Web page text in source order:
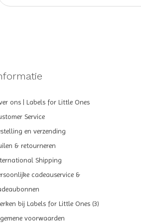
ons | Labels for Little Ones
Service
en verzending
& retourneren
Shipping
cadeauservice &
bij Labels for Little Ones (3)
voorwaarden